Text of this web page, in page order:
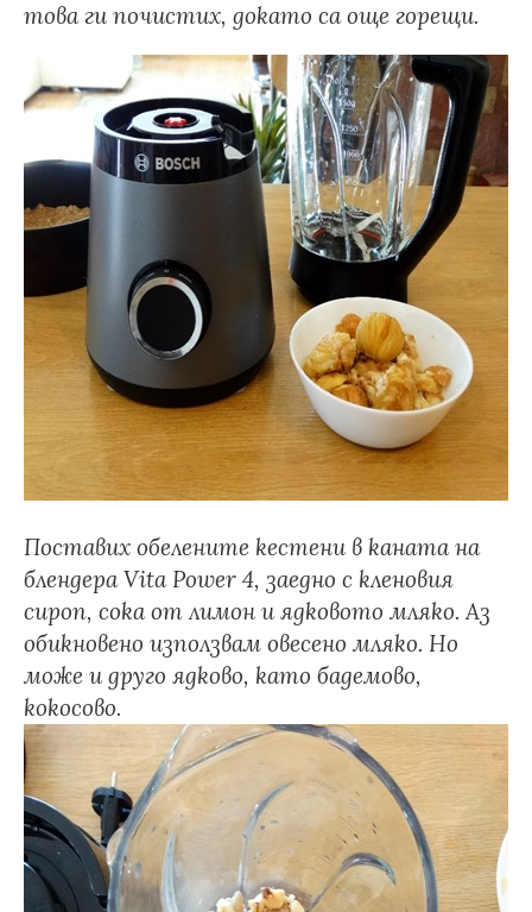
това ги почистих, докато са още горещи.
Поставих обелените кестени в каната на
блендераVita Power 4, заедно с кленовия
сироп, сока от лимон и ядковото мляко. Аз
обикновено използвам овесено мляко. Но
може и друго ядково, като бадемово,
кокосово.